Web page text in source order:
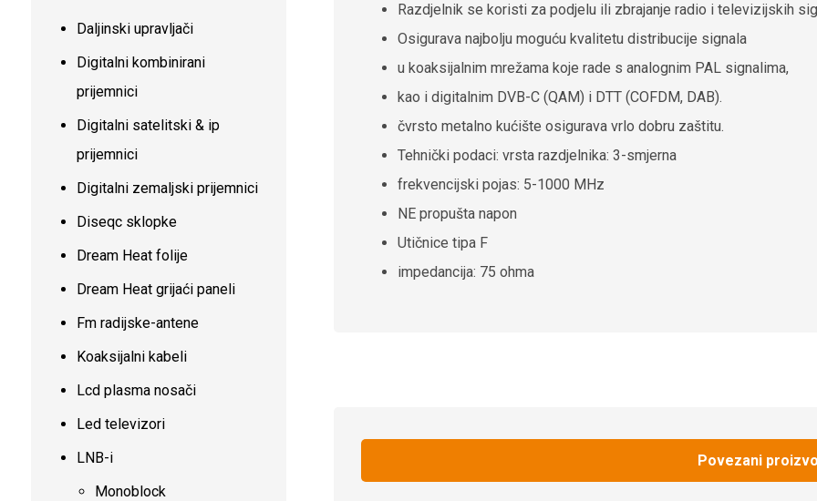
Razdjelnik se koristi za podjelu ili zbrajanje radio i televizijskih
Osigurava najbolju moguću kvalitetu distribucije signala
u koaksijalnim mrežama koje rade s analognim PAL signalima,
kao i digitalnim DVB-C (QAM) i DTT (COFDM, DAB).
čvrsto metalno kućište osigurava vrlo dobru zaštitu.
Tehnički podaci: vrsta razdjelnika: 3-smjerna
frekvencijski pojas: 5-1000 MHz
NE propušta napon
Utičnice tipa F
impedancija: 75 ohma
Povezani
Daljinski upravljači
Digitalni kombinirani
prijemnici
Digitalni satelitski & ip
prijemnici
Digitalni zemaljski prijemnici
Diseqc sklopke
Dream Heat folije
Dream Heat grijaći paneli
Fm radijske-antene
Koaksijalni kabeli
Lcd plasma nosači
Led televizori
LNB-i
Monoblock